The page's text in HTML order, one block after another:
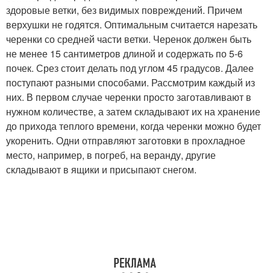
здоровые ветки, без видимых повреждений. Причем
верхушки не годятся. Оптимальным считается нарезать
черенки со средней части ветки. Черенок должен быть
не менее 15 сантиметров длиной и содержать по 5-6
почек. Срез стоит делать под углом 45 градусов. Далее
поступают разными способами. Рассмотрим каждый из
них. В первом случае черенки просто заготавливают в
нужном количестве, а затем складывают их на хранение
до прихода теплого времени, когда черенки можно будет
укоренить. Одни отправляют заготовки в прохладное
место, например, в погреб, на веранду, другие
складывают в ящики и присыпают снегом.